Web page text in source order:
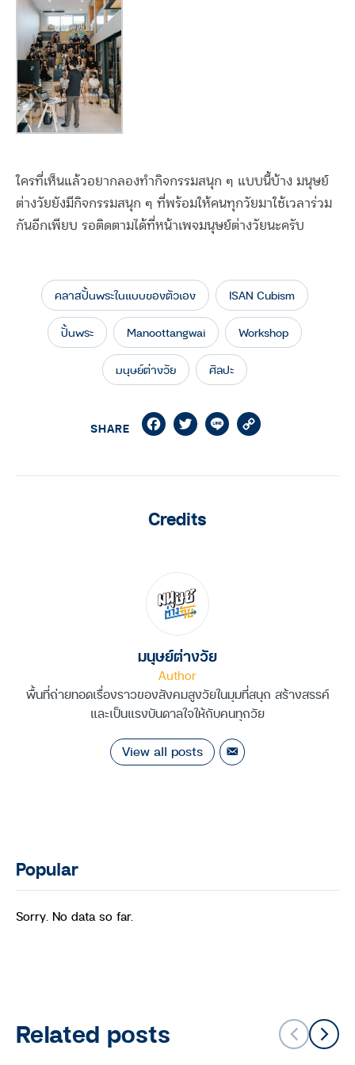
ใครที่เห็นแล้วอยากลองทำกิจกรรมสนุก ๆ แบบนี้บ้าง มนุษย์
ต่างวัยยังมีกิจกรรมสนุก ๆ ที่พร้อมให้คนทุกวัยมาใช้เวลาร่วม
กันอีกเพียบ รอติดตามได้ที่หน้าเพจมนุษย์ต่างวัยนะครับ
คลาสปั้นพระในแบบของตัวเอง ISAN Cubism
ปั้นพระ Manoottangwai Workshop
มนุษย์ต่างวัย ศิลปะ
SHARE FacebookTwitterLine
Credits
มนุษย์ต่างวัย
Author
พื้นที่ถ่ายทอดเรื่องราวของสังคมสูงวัยในมุมที่สนุก สร้างสรรค์
และเป็นแรงบันดาลใจให้กับคนทุกวัย
View all posts
Popular
Sorry. No data so far.
Related posts